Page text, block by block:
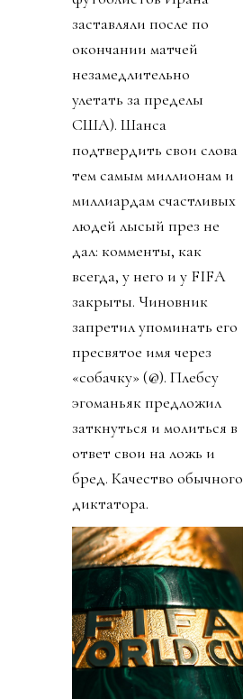
заставляли после по
окончании матчей
незамедлительно
улетать за пределы
США). Шанса
подтвердить свои слова
тем самым миллионам и
миллиардам счастливых
людей лысый през не
дал: комменты, как
всегда, у него и у FIFA
закрыты. Чиновник
запретил упоминать его
пресвятое имя через
«собачку» (@). Плебсу
эгоманьяк предложил
заткнуться и молиться в
ответ свои на ложь и
бред. Качество обычного
диктатора.